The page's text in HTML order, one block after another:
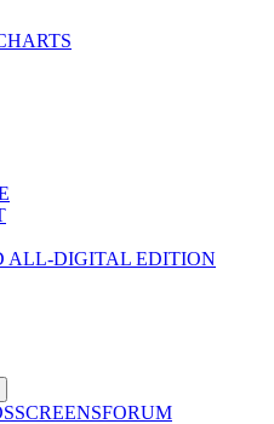
ALL-DIGITAL EDITION
SCREENSFORUM